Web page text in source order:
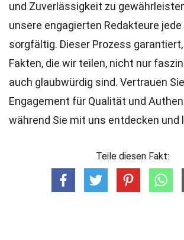
und Zuverlässigkeit zu
unsere engagierten Redakteure
sorgfältig. Dieser Prozess
Fakten, die wir teilen, nicht nur
auch glaubwürdig sind. Vertrauen
Engagement für Qualität und
während Sie mit uns entdecken und
Teile diesen Fakt: